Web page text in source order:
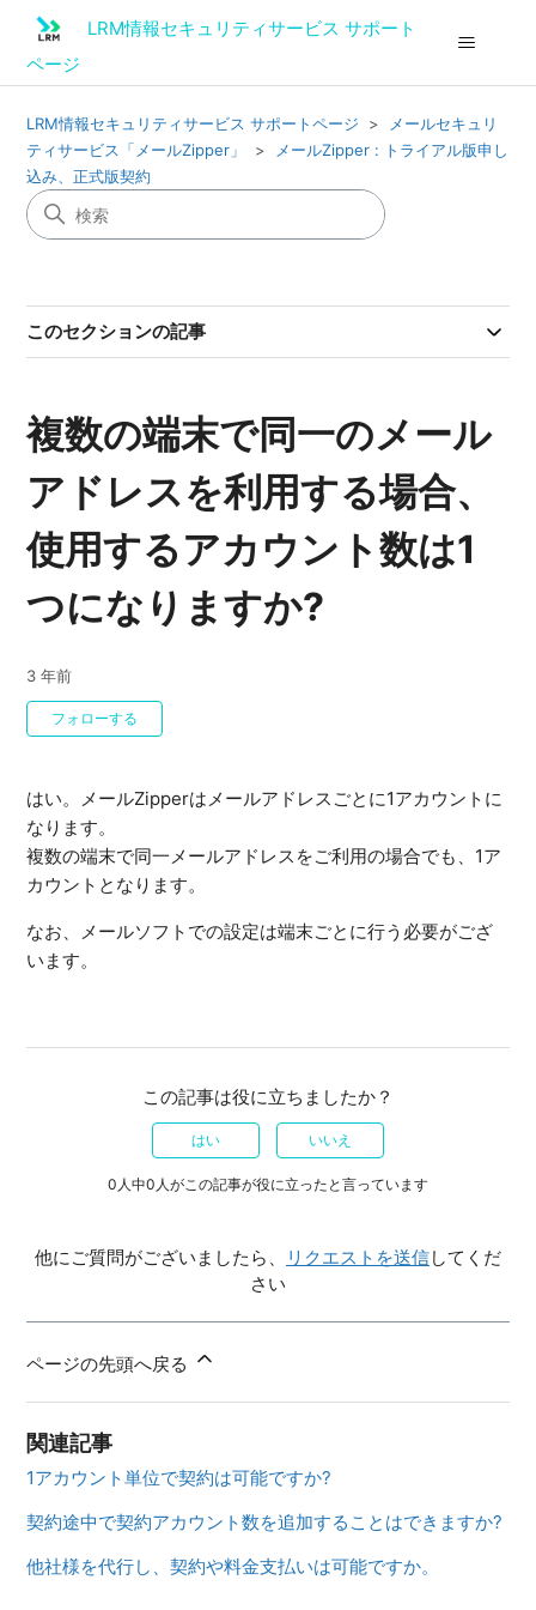
LRM情報セキュリティサービス サポート
ページ
LRM情報セキュリティサービス サポートページ
メールセキュリ
ティサービス「メールZipper」
メールZipper : トライアル版申し
込み、正式版契約
このセクションの記事
複数の端末で同一のメール
アドレスを利用する場合、
使用するアカウント数は1
つになりますか?
3 年前
フォローする
はい。メールZipperはメールアドレスごとに1アカウントに
なります。
複数の端末で同一メールアドレスをご利用の場合でも、1ア
カウントとなります。
なお、メールソフトでの設定は端末ごとに行う必要がござ
います。
この記事は役に立ちましたか？
はい いいえ
0人中0人がこの記事が役に立ったと言っています
他にご質問がございましたら、 リクエストを送信してくだ
さい
ページの先頭へ戻る
関連記事
1アカウント単位で契約は可能ですか?
契約途中で契約アカウント数を追加することはできますか?
他社様を代行し、契約や料金支払いは可能ですか。